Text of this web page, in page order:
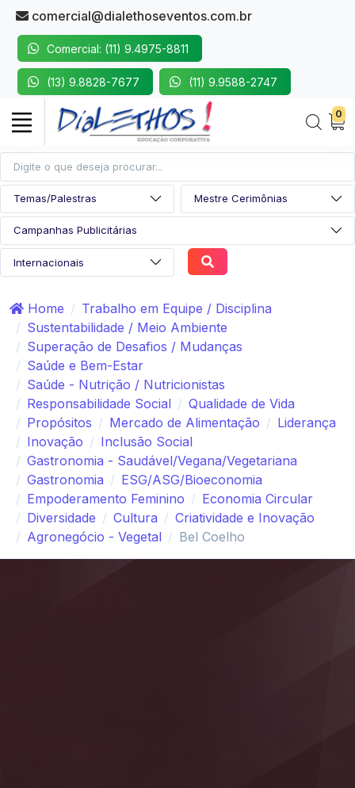
comercial@dialethoseventos.com.br
Comercial: (11) 9.4975-8811
(13) 9.8828-7677 (11) 9.9588-2747
0
Home
Trabalho em Equipe / Disciplina
Sustentabilidade / Meio Ambiente
Superação de Desafios / Mudanças
Saúde e Bem-Estar
Saúde - Nutrição / Nutricionistas
Responsabilidade Social
Qualidade de Vida
Propósitos
Mercado de Alimentação
Liderança
Inovação
Inclusão Social
Gastronomia - Saudável/Vegana/Vegetariana
Gastronomia
ESG/ASG/Bioeconomia
Empoderamento Feminino
Economia Circular
Diversidade
Cultura
Criatividade e Inovação
Agronegócio - Vegetal
Bel Coelho